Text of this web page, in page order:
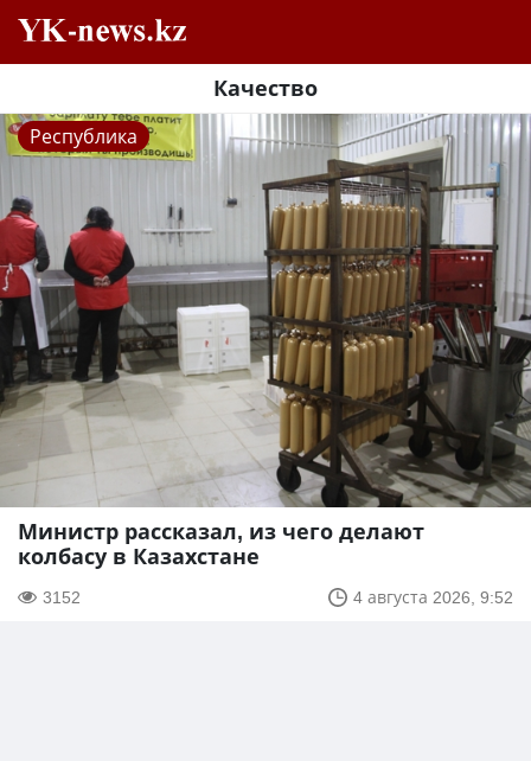
Качество
Республика
Министр рассказал, из чего делают
колбасу в Казахстане
3152 4 августа 2026, 9:52